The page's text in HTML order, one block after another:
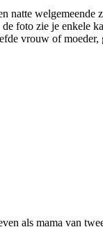
natte
foto zie je enkele
vrouw of
als mama van